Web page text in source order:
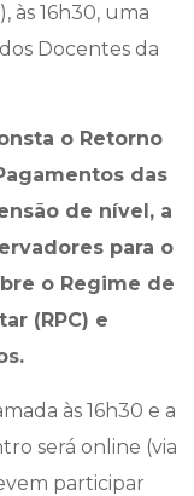
às 16h30, uma
Docentes da
o Retorno
das
de nível, a
para o
o Regime de
(RPC) e
às 16h30 e a
será online (via
participar